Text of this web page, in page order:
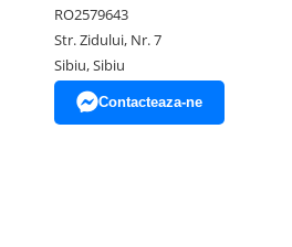
RO2579643
Str. Zidului, Nr. 7
Sibiu, Sibiu
Contacteaza-ne